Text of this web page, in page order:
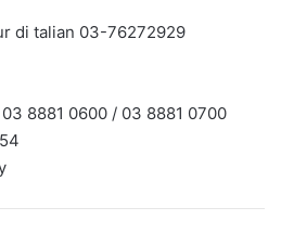
di talian 03-76272929
8881 0600 / 03 8881 0700